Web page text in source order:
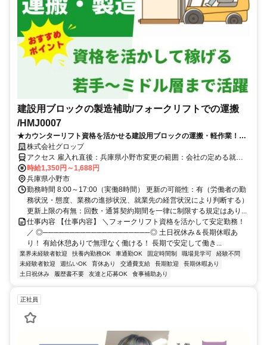
建設用ブロックの製造補助/フォークリフトでの運搬
/HMJ0007
★カウンターリフト資格を活かせる建設用ブロックの運搬・軽作業！高
時給1,350円＆土日祝休み◎有給休憩ありで無理なく長期安定☆
株式会社グロップ
アクセス 雇入れ直後：兵庫県小野市変更の範囲：会社の定める就業
場所＼アクセス／JR加古川線「河合西駅」より車で約5分＼通勤備考
／
時給1,350円～1,688円
兵庫県小野市
勤務時間 8:00～17:00（実働8時間） 更新の可能性：有（労働者の勤
務状況・態度、業務の進捗状況、就業先の経営状況により判断する）
更新上限の有無：回数・通算契約期間を一律に制限する規定はあり...
仕事内容 【仕事内容】 ＼フォークリフト資格を活かして安定勤務！
／ ◎────────────────────◎ 土日祝休み＆長期休暇あ
り！ 有給休憩ありで無理なく働ける！ 長期で安定して働き...
業界未経験者歓迎 扶養内勤務OK 車通勤OK 固定時間制 職場見学可
経験不問
未経験者歓迎
週払いOK 育休あり 交通費支給 長期歓迎
長期休暇あり
土日祝休み
履歴書不要 友達と応募OK 食事補助あり
正社員